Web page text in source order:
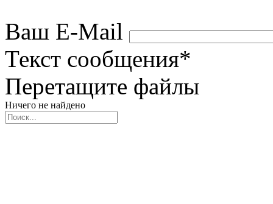
Ваш E-Mail
Текст сообщения*
Перетащите файлы